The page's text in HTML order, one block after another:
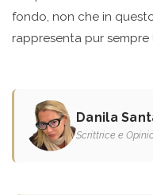
fondo, non che in
rappresenta pur
Danila
Scrittrice e